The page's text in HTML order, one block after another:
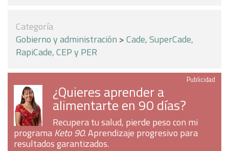
Categoría
Gobierno y administración >Cade, SuperCade,
RapiCade, CEP y PER
Publicidad
¿Quieres aprender a
alimentarte en 90 días?
Recupera tu salud, pierde peso con mi
programaKeto 90. Aprendizaje progresivo para
resultados garantizados.